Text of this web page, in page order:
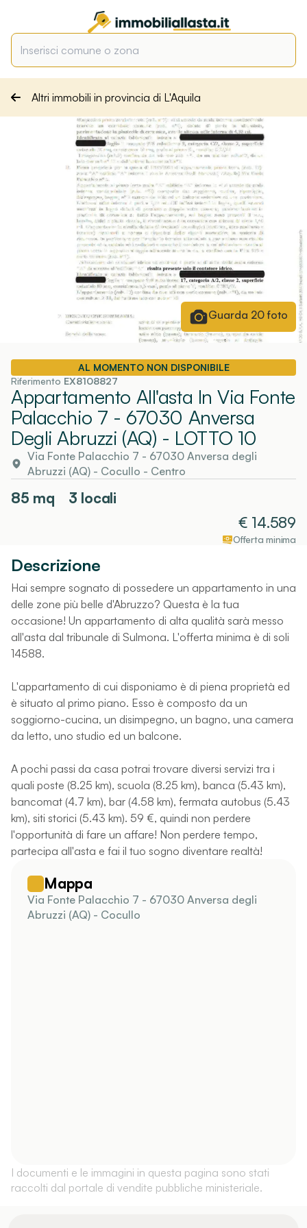
Altri immobili in provincia di L'Aquila
Guarda 20foto
AL MOMENTO NON DISPONIBILE
Riferimento EX8108827
Appartamento All'asta In Via Fonte
Palacchio 7 - 67030 Anversa
Degli Abruzzi (AQ) - LOTTO 10
Via Fonte Palacchio 7 - 67030 Anversa degli
Abruzzi (AQ) - Cocullo - Centro
85 mq
3 locali
€ 14.589
Offerta minima
Descrizione
Hai sempre sognato di possedere un appartamento in una
delle zone più belle d'Abruzzo? Questa è la tua
occasione! Un appartamento di alta qualità sarà messo
all'asta dal tribunale di Sulmona. L'offerta minima è di soli
14588.
L'appartamento di cui disponiamo è di piena proprietà ed
è situato al primo piano. Esso è composto da un
soggiorno-cucina, un disimpegno, un bagno, una camera
da letto, uno studio ed un balcone.
A pochi passi da casa potrai trovare diversi servizi tra i
quali poste (8.25 km), scuola (8.25 km), banca (5.43 km),
bancomat (4.7 km), bar (4.58 km), fermata autobus (5.43
km), siti storici (5.43 km). 59 €, quindi non perdere
l'opportunità di fare un affare! Non perdere tempo,
partecipa all'asta e fai il tuo sogno diventare realtà!
Mappa
Via Fonte Palacchio 7 - 67030 Anversa degli
Abruzzi (AQ) - Cocullo
I documenti e le immagini in questa pagina sono stati
raccolti dal portale di vendite pubbliche ministeriale.